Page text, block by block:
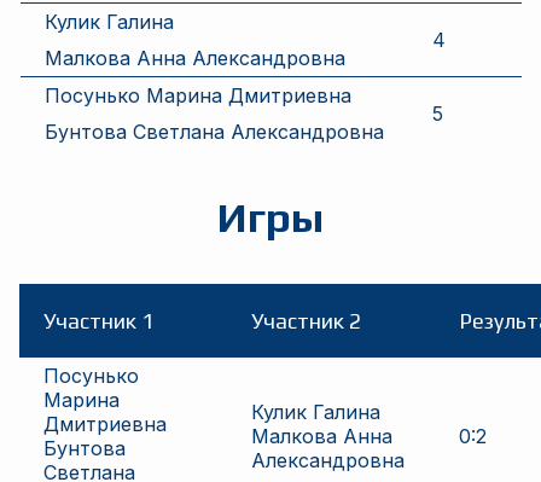
Кулик Галина
4
Малкова Анна Александровна
Посунько Марина Дмитриевна
5
Бунтова Светлана Александровна
Игры
Участник 1 Участник 2
Посунько
Марина
Дмитриевна
Бунтова
Светлана
Кулик Галина
Малкова Анна
Александровна
0:2